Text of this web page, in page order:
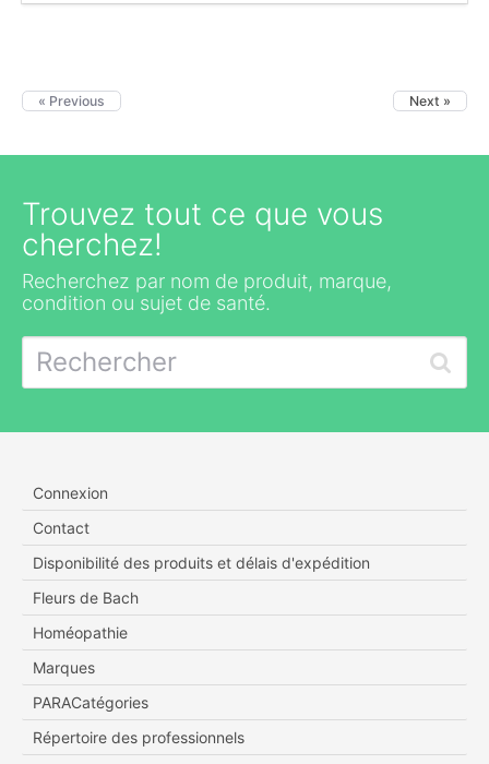
« Previous Next »
Trouvez tout ce que vous
cherchez!
Recherchez par nom de produit, marque,
condition ou sujet de santé.
Connexion
Contact
Disponibilité des produits et délais d'expédition
Fleurs de Bach
Homéopathie
Marques
PARACatégories
Répertoire des professionnels